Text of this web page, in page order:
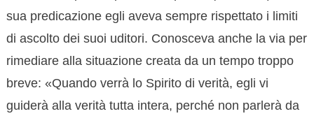
sua predicazione egli aveva sempre rispettato i limiti
di ascolto dei suoi uditori. Conosceva anche la via per
rimediare alla situazione creata da un tempo troppo
breve: «Quando verrà lo Spirito di verità, egli vi
guiderà alla verità tutta intera, perché non parlerà da